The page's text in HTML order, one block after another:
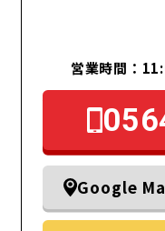
営業時間：
Google